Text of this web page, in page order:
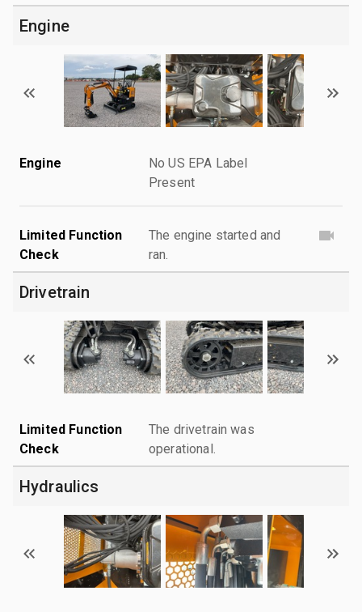
Engine
Engine
No US EPA Label
Present
Limited Function
Check
The engine started and
ran.
Drivetrain
Limited Function
Check
The drivetrain was
operational.
Hydraulics